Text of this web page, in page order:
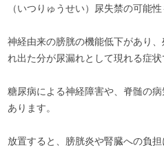
（いつりゅうせい）尿失禁の可能性
神経由来の膀胱の機能低下があり
れ出た分が尿漏れとして現れる症状
糖尿病による神経障害や、脊髄の
あります。
放置すると、膀胱炎や腎臓への負